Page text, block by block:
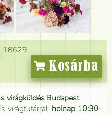
18629
Kosárba
virágküldés Budapest
virágfutárral: holnap 10:30-